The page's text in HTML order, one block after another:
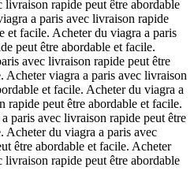
livraison rapide peut être abordable
a paris avec livraison rapide
et facile. Acheter du viagra a paris
peut être abordable et facile.
avec livraison rapide peut être
Acheter viagra a paris avec livraison
et facile. Acheter du viagra a
rapide peut être abordable et facile.
paris avec livraison rapide peut être
Acheter du viagra a paris avec
être abordable et facile. Acheter
livraison rapide peut être abordable